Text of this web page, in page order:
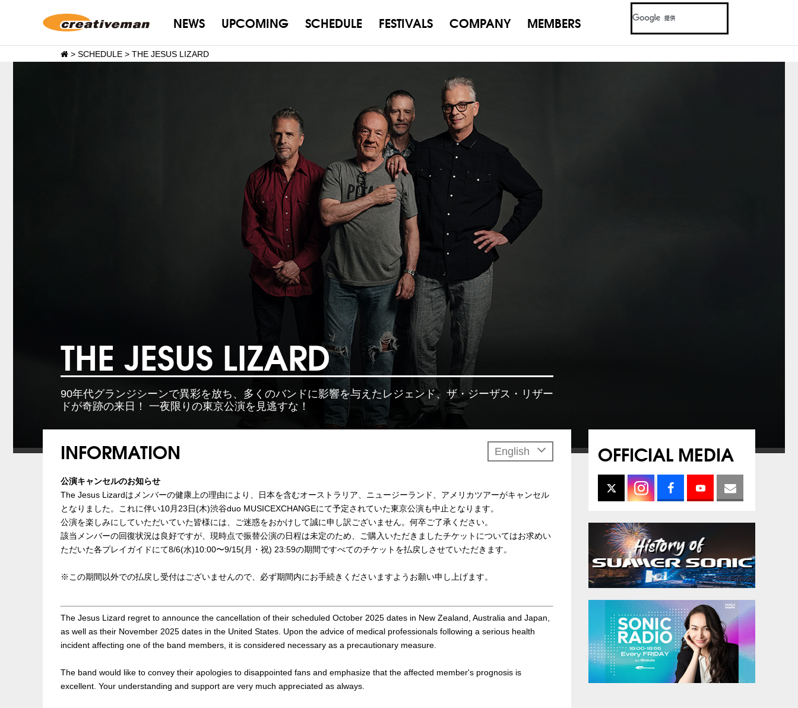
NEWS UPCOMING SCHEDULE FESTIVALS COMPANY MEMBERS
> SCHEDULE > THE JESUS LIZARD
THE JESUS LIZARD
90年代グランジシーンで異彩を放ち、多くのバンドに影響を与えたレジェンド、ザ・ジーザス・リザー
ドが奇跡の来日！ 一夜限りの東京公演を見逃すな！
English
INFORMATION
公演キャンセルのお知らせ
The Jesus Lizardはメンバーの健康上の理由により、日本を含むオーストラリア、ニュージーランド、アメリカツアーがキャンセル
となりました。これに伴い10月23日(木)渋谷duo MUSICEXCHANGEにて予定されていた東京公演も中止となります。
公演を楽しみにしていただいていた皆様には、ご迷惑をおかけして誠に申し訳ございません。何卒ご了承ください。
該当メンバーの回復状況は良好ですが、現時点で振替公演の日程は未定のため、ご購入いただきましたチケットについてはお求めい
ただいた各プレイガイドにて8/6(水)10:00〜9/15(月・祝) 23:59の期間ですべてのチケットを払戻しさせていただきます。
※この期間以外での払戻し受付はございませんので、必ず期間内にお手続きくださいますようお願い申し上げます。
The Jesus Lizard regret to announce the cancellation of their scheduled October 2025 dates in New Zealand, Australia and Japan,
as well as their November 2025 dates in the United States. Upon the advice of medical professionals following a serious health
incident affecting one of the band members, it is considered necessary as a precautionary measure.
The band would like to convey their apologies to disappointed fans and emphasize that the affected member's prognosis is
excellent. Your understanding and support are very much appreciated as always.
OFFICIAL MEDIA